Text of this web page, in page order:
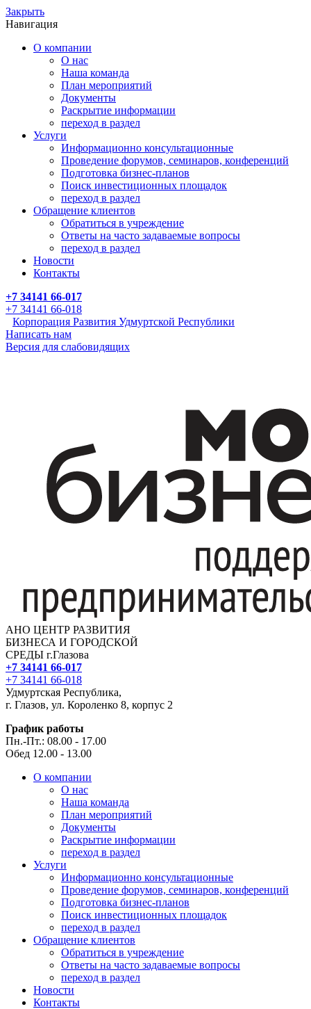
Закрыть
Навигация
О компании
О нас
Наша команда
План мероприятий
Документы
Раскрытие информации
переход в раздел
Услуги
Информационно консультационные
Проведение форумов, семинаров, конференций
Подготовка бизнес-планов
Поиск инвестиционных площадок
переход в раздел
Обращение клиентов
Обратиться в учреждение
Ответы на часто задаваемые вопросы
переход в раздел
Новости
Контакты
+7 34141 66-017
+7 34141 66-018
Корпорация Развития Удмуртской Республики
Написать нам
Версия для слабовидящих
АНО ЦЕНТР РАЗВИТИЯ
БИЗНЕСА И ГОРОДСКОЙ
СРЕДЫ г.Глазова
+7 34141 66-017
+7 34141 66-018
Удмуртская Республика,
г. Глазов, ул. Короленко 8, корпус 2
График работы
Пн.-Пт.: 08.00 - 17.00
Обед 12.00 - 13.00
О компании
О нас
Наша команда
План мероприятий
Документы
Раскрытие информации
переход в раздел
Услуги
Информационно консультационные
Проведение форумов, семинаров, конференций
Подготовка бизнес-планов
Поиск инвестиционных площадок
переход в раздел
Обращение клиентов
Обратиться в учреждение
Ответы на часто задаваемые вопросы
переход в раздел
Новости
Контакты